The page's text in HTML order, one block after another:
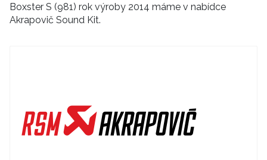
Boxster S (981) rok výroby 2014 máme v nabídce
Akrapovič Sound Kit.